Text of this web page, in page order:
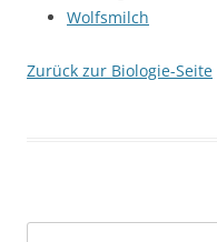
Wolfsmilch
Zurück zur Biologie-Seite